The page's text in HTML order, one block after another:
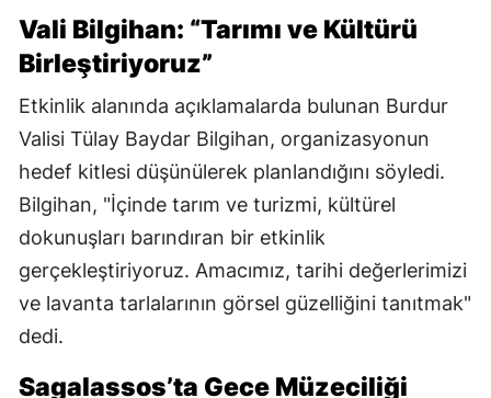
Vali Bilgihan: “Tarımı ve Kültürü
Birleştiriyoruz”
Etkinlik alanında açıklamalarda bulunan Burdur
Valisi Tülay Baydar Bilgihan, organizasyonun
hedef kitlesi düşünülerek planlandığını söyledi.
Bilgihan, "İçinde tarım ve turizmi, kültürel
dokunuşları barındıran bir etkinlik
gerçekleştiriyoruz. Amacımız, tarihi değerlerimizi
ve lavanta tarlalarının görsel güzelliğini tanıtmak"
dedi.
Sagalassos’ta Gece Müzeciliği